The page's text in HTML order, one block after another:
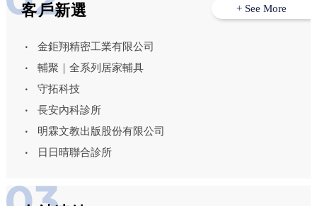
客戶新選
金鉅翔精密工業有限公司
輔聚｜全系列居家輔具
守拓科技
長安內科診所
明霖文教出版股份有限公司
日日晴聯合診所
+ See More